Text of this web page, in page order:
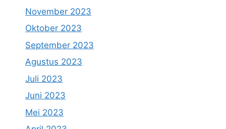
November 2023
Oktober 2023
September 2023
Agustus 2023
Juli 2023
Juni 2023
Mei 2023